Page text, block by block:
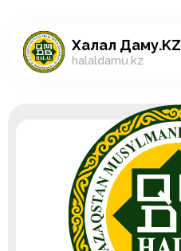
Халал Даму.KZ
halaldamu.kz